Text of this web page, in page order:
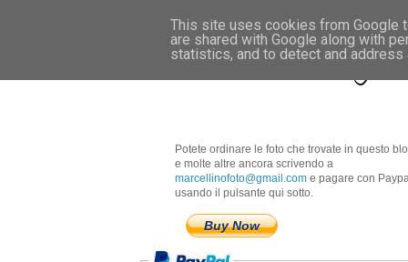
Marcellino
Potete ordinare le foto che trovate in questo
e molte altre ancora scrivendo a
marcellinofoto@gmail.com e pagare con
usando il pulsante qui sotto.
Buy Now
This site uses cookies from Google
are shared with Google along with
statistics, and to detect and address